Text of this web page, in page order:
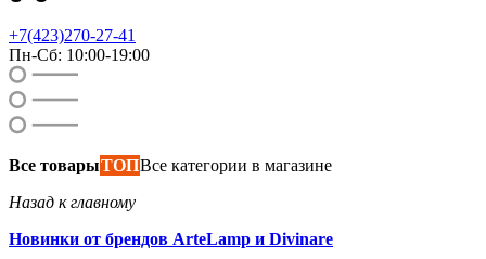
+7(423)270-27-41
Пн-Сб: 10:00-19:00
Все товарыТОПВсе категории в магазине
Назад к главному
Новинки от брендов ArteLamp и Divinare